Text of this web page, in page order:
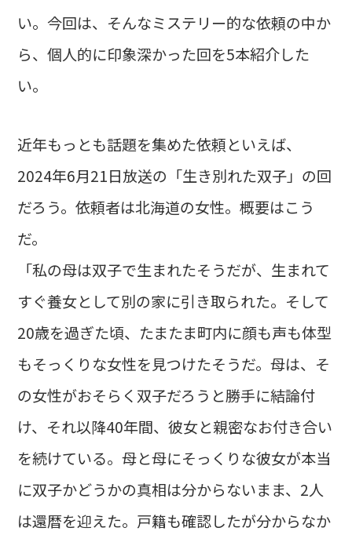
い。今回は、そんなミステリー的な依頼の中か
ら、個人的に印象深かった回を5本紹介した
い。
近年もっとも話題を集めた依頼といえば、
2024年6月21日放送の「生き別れた双子」の回
だろう。依頼者は北海道の女性。概要はこう
だ。
「私の母は双子で生まれたそうだが、生まれて
すぐ養女として別の家に引き取られた。そして
20歳を過ぎた頃、たまたま町内に顔も声も体型
もそっくりな女性を見つけたそうだ。母は、そ
の女性がおそらく双子だろうと勝手に結論付
け、それ以降40年間、彼女と親密なお付き合い
を続けている。母と母にそっくりな彼女が本当
に双子かどうかの真相は分からないまま、2人
は還暦を迎えた。戸籍も確認したが分からなか